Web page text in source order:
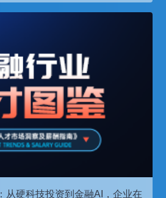
从硬科技投资到金融AI，企业在